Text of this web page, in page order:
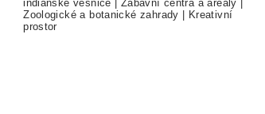
indiánské vesnice | Zábavní centra a areály |
Zoologické a botanické zahrady | Kreativní
prostor